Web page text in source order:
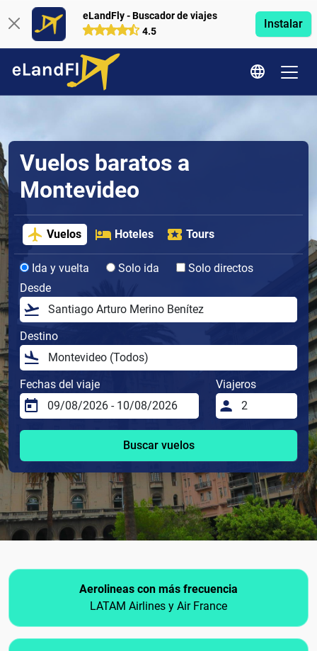
eLandFly - Buscador de viajes
4.5
Instalar
Vuelos baratos a
Montevideo
Vuelos Hoteles Tours
Ida y vuelta Solo ida
Solo directos
Desde
Destino
Fechas del viaje Viajeros
Buscar vuelos
Aerolineas con más frecuencia
LATAM Airlines y Air France